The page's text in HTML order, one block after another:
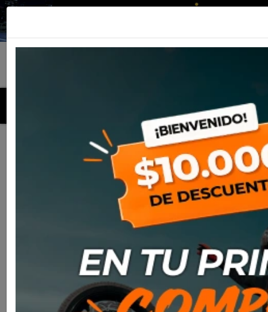
Equipamiento Para el piloto
Off-
Bota Sidi Crossair Black/Black